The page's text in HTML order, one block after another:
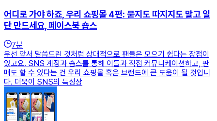
어디로 가야 하죠, 우리 쇼핑몰 4편: 묻지도 따지지도 말고 일
단 만드세요, 페이스북 숍스
7분
우선 앞서 말씀드린 것처럼 상대적으로 팬들은 모으기 쉽다는 장점이
있고요. SNS 계정과 숍스를 통해 이들과 직접 커뮤니케이션하고, 판
매도 할 수 있다는 건 우리 쇼핑몰 혹은 브랜드에 큰 도움이 될 것입니
다. 더욱이 SNS의 특성상